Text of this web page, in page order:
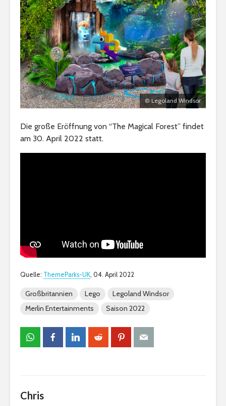
© Legoland Windsor
Die große Eröffnung von “The Magical Forest” findet
am 30. April 2022 statt.
Quelle: ThemeParks-UK, 04. April 2022
Großbritannien Lego
Legoland Windsor
Merlin Entertainments
Saison 2022
Chris